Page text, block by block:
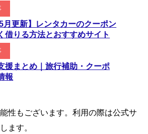
5月更新】レンタカーのクーポン
借りる方法とおすすめサイト
援まとめ｜旅行補助・クーポ
報
性もございます。利用の際は公式サ
ます。